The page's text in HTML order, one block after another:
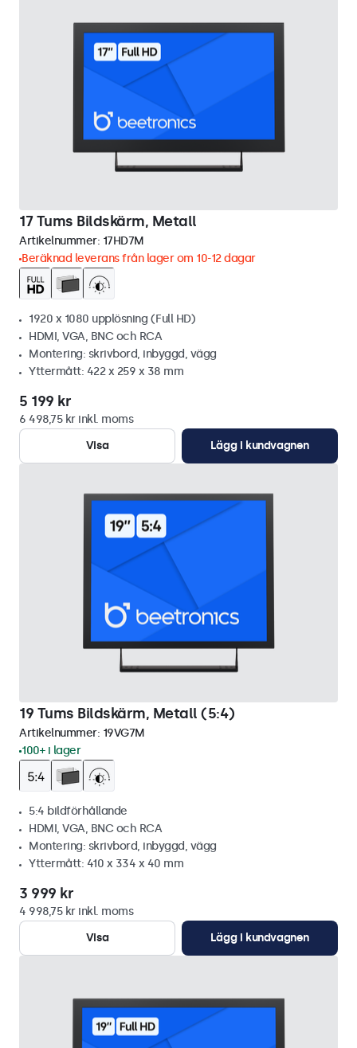
17 Tums Bildskärm, Metall
Artikelnummer: 17HD7M
Beräknad leverans från lager om 10-12 dagar
1920 x 1080 upplösning (Full HD)
HDMI, VGA, BNC och RCA
Montering: skrivbord, inbyggd, vägg
Yttermått: 422 x 259 x 38 mm
5 199 kr
6 498,75 kr inkl. moms
Visa
Lägg i kundvagnen
19 Tums Bildskärm, Metall (5:4)
Artikelnummer: 19VG7M
100+ i lager
5:4 bildförhållande
HDMI, VGA, BNC och RCA
Montering: skrivbord, inbyggd, vägg
Yttermått: 410 x 334 x 40 mm
3 999 kr
4 998,75 kr inkl. moms
Visa
Lägg i kundvagnen